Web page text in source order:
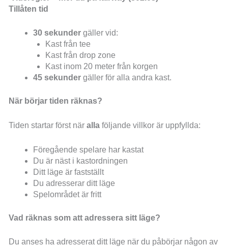
Tillåten tid
30 sekunder gäller vid:
Kast från tee
Kast från drop zone
Kast inom 20 meter från korgen
45 sekunder gäller för alla andra kast.
När börjar tiden räknas?
Tiden startar först näralla följande villkor är uppfyllda:
Föregående spelare har kastat
Du är näst i kastordningen
Ditt läge är fastställt
Du adresserar ditt läge
Spelområdet är fritt
Vad räknas som att adressera sitt läge?
Du anses ha adresserat ditt läge när du påbörjar någon av